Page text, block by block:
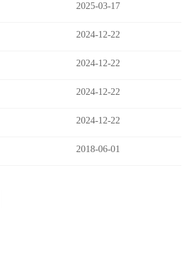
2025-03-17
2024-12-22
2024-12-22
2024-12-22
2024-12-22
2018-06-01